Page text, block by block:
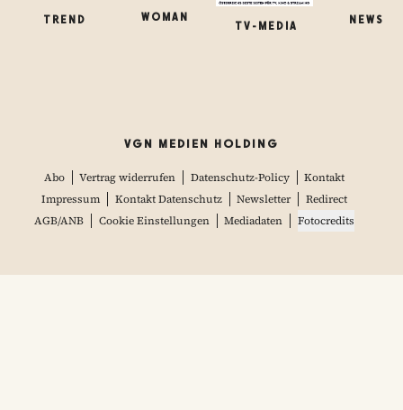
TREND WOMAN
TV-MEDIA
NEWS
VGN MEDIEN HOLDING
Abo Vertrag widerrufen Datenschutz-Policy
Kontakt
Impressum
Kontakt Datenschutz Newsletter
Redirect
AGB/ANB
Cookie Einstellungen Mediadaten Fotocredits